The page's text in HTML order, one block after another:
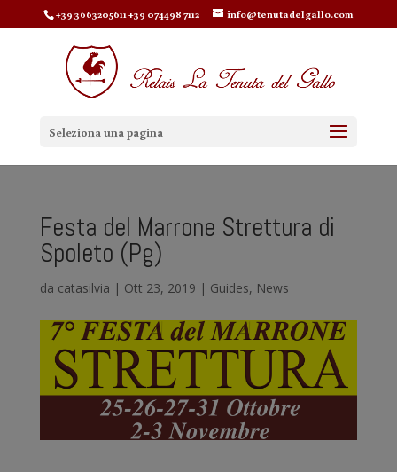
+39 3663205611 +39 074498 7112 info@tenutadelgallo.com
Seleziona una pagina
Festa del Marrone Strettura di
Spoleto (Pg)
da catasilvia | Ott 23, 2019 | Guides, News